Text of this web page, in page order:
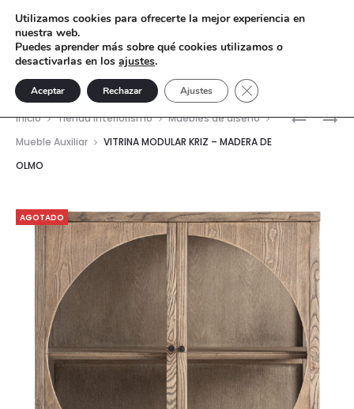
MESA
MESA
SUAR
Inicio Tienda interiorismo
Muebles de diseño
Mueble Auxiliar
VITRINA MODULAR KRIZ – MADERA DE
OLMO
AGOTADO
Utilizamos cookies para ofrecerte la mejor experiencia en
nuestra web.
Puedes aprender más sobre qué cookies utilizamos o
desactivarlas en los ajustes.
Aceptar Rechazar Ajustes Cerrar el banner de